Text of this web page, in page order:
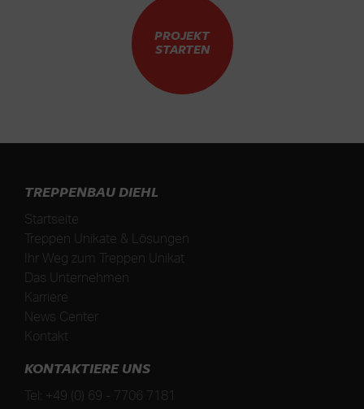
PROJEKT
STARTEN
TREPPENBAU DIEHL
Startseite
Treppen Unikate & Lösungen
Ihr Weg zum Treppen Unikat
Das Unternehmen
Karriere
News Center
Kontakt
KONTAKTIERE UNS
Tel: +49 (0) 69 - 7706 7181